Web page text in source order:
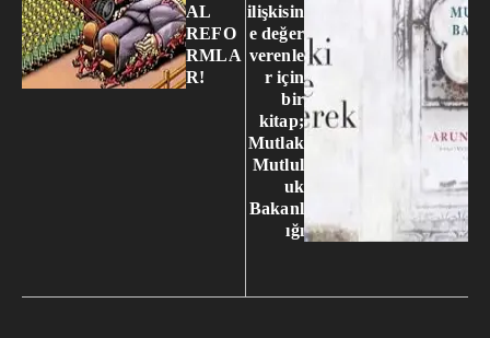
AL
REFO
RMLA
R!
ilişkisin
e değer
verenle
r için
bir
kitap;
Mutlak
Mutlul
uk
Bakanl
ığı